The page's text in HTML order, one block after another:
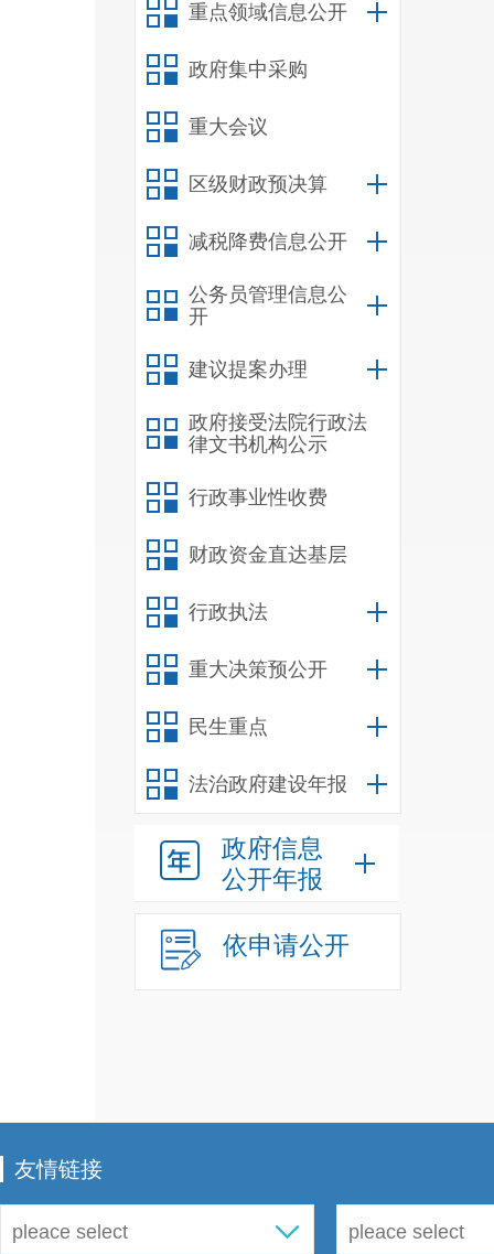
重点领域信息公开
政府集中采购
重大会议
区级财政预决算
减税降费信息公开
公务员管理信息公
开
建议提案办理
政府接受法院行政法
律文书机构公示
行政事业性收费
财政资金直达基层
行政执法
重大决策预公开
民生重点
法治政府建设年报
政府信息
公开年报
依申请公开
友情链接